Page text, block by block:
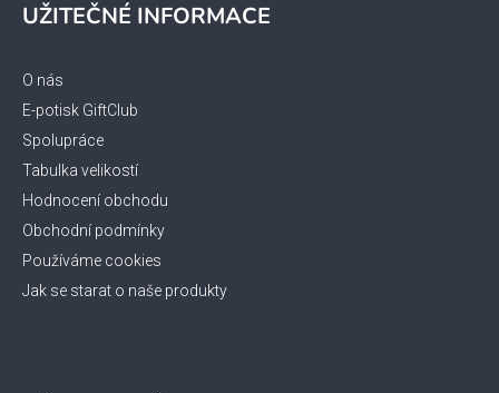
UŽITEČNÉ INFORMACE
O nás
E-potisk GiftClub
Spolupráce
Tabulka velikostí
Hodnocení obchodu
Obchodní podmínky
Používáme cookies
Jak se starat o naše produkty